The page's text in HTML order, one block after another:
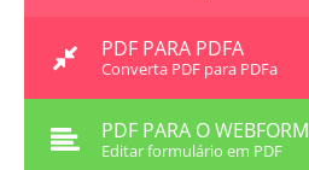
PDF PARA PDFA
Converta PDF para PDFa
PDF PARA O WEBFORM
Editar formulário em PDF